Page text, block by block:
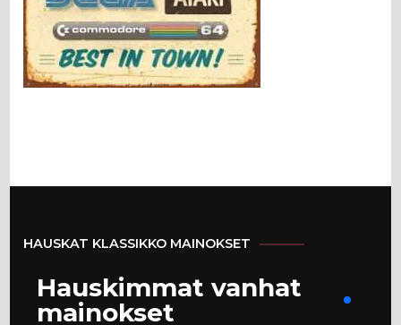
HAUSKAT KLASSIKKO MAINOKSET
Hauskimmat vanhat
mainokset